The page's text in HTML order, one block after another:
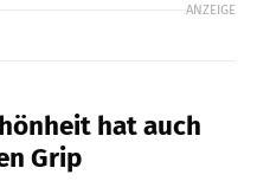
ANZEIGE
hat auch
Grip